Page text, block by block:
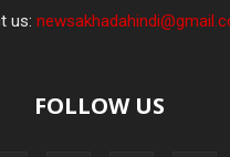
us:
FOLLOW US